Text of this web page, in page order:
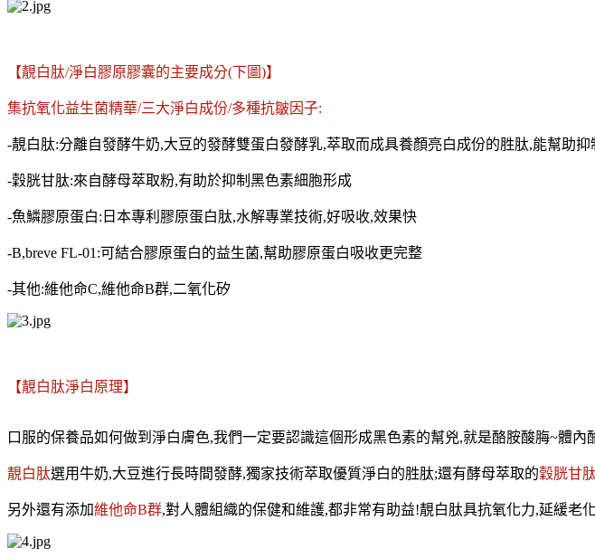
【靚白肽/淨白膠原膠囊的主要成分(下圖)】
集抗氧化益生菌精華/三大淨白成份/多種抗皺因子:
-靚白肽:分離自發酵牛奶,大豆的發酵雙蛋白發酵乳,萃取而成具養顏亮白成份的胜肽,能幫助
-穀胱甘肽:來自酵母萃取粉,有助於抑制 黑色素細胞形成
-魚鱗膠原蛋白:日本專利膠原蛋白肽,水解專業技術,好吸收,效果快
-B,breve FL-01:可結合膠原蛋白的益生菌,幫助膠原蛋白吸收更完整
​​​​-其他:維他命C,維他命B群,二氧化矽
【靚白肽淨白原理】
口服的保養品如何做到淨白膚色,我們一定要認識這個形成黑色素的幫兇,就是酪胺酸脢~體
靚白肽選用牛奶,大豆進行長時間發酵,獨家技術萃取優質淨白的胜肽;還有酵母萃取的穀胱甘肽
另外還有添加維他命B群,對人體組織的保健和維護,都非常有助益!靚白肽具抗氧化力,延緩老